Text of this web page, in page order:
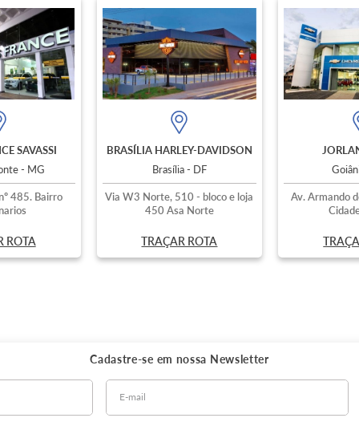
SAVASSI
- MG
485. Bairro
ROTA
BRASÍLIA HARLEY-DAVIDSON
Brasília - DF
Via W3 Norte, 510 - bloco e loja
450 Asa Norte
TRAÇAR ROTA
Av. Armando
Cadastre-se em nossa Newsletter